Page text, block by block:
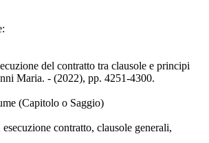
del contratto tra clausole e principi
Maria. - (2022), pp. 4251-4300.
(Capitolo o Saggio)
contratto, clausole generali,